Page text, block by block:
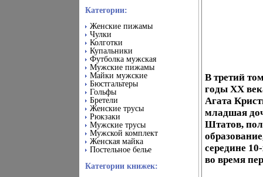
Категории:
Женские пижамы
Чулки
Колготки
Купальники
Футболка мужская
Мужские пижамы
Майки мужские
Бюстгальтеры
Гольфы
Бретели
Женские трусы
Рюкзаки
Мужские трусы
Мужской комплект
Женская майка
Постельное белье
Категории книжек:
В третий
годы ХХ
Агата
младшая
Штатов,
середине
во время